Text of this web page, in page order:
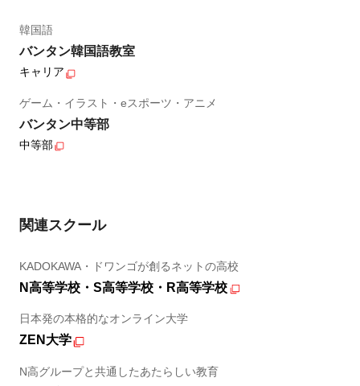
韓国語
バンタン韓国語教室
キャリア
ゲーム・イラスト・eスポーツ・アニメ
バンタン中等部
中等部
関連スクール
KADOKAWA・ドワンゴが創るネットの高校
N高等学校・S高等学校・R高等学校
日本発の本格的なオンライン大学
ZEN大学
N高グループと共通したあたらしい教育